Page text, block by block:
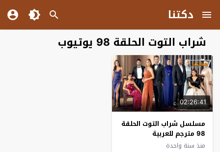
دكتنا
شراب التوت الحلقة 98 يوتيوب
02:26:41
مسلسل شراب التوت الحلقة
98 مترجم للعربية
منذ سنة واحدة